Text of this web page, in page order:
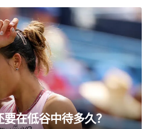
在低谷中待多久？